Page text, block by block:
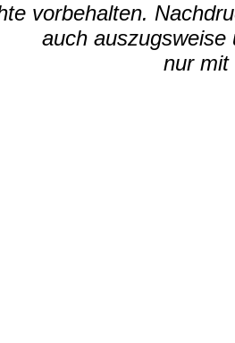
vorbehalten.
auch auszugsweise
nur mit